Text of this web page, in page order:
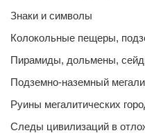
Знаки и символы
Колокольные пещеры,
Пирамиды, дольмены,
Подземно-наземный
Руины мегалитических
Следы цивилизаций в